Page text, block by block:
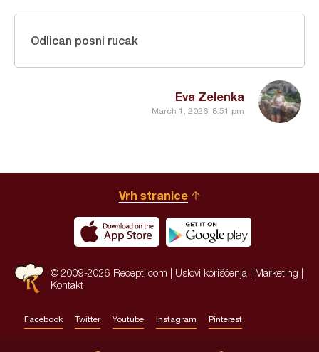
Eva Zelenka
March 1, 2026, 8:51 pm
Odlican posni rucak
Vrh stranice
© 2009-2026 Recepti.com | Uslovi korišćenja Marketing
Kontakt
Facebook Twitter Youtube Instagram Pinterest